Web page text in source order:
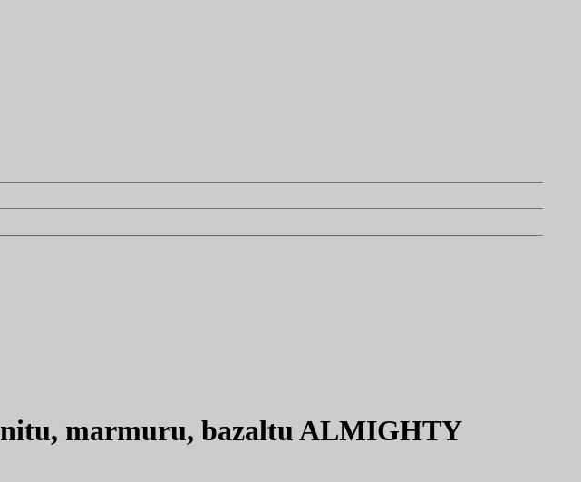
marmuru, bazaltu ALMIGHTY